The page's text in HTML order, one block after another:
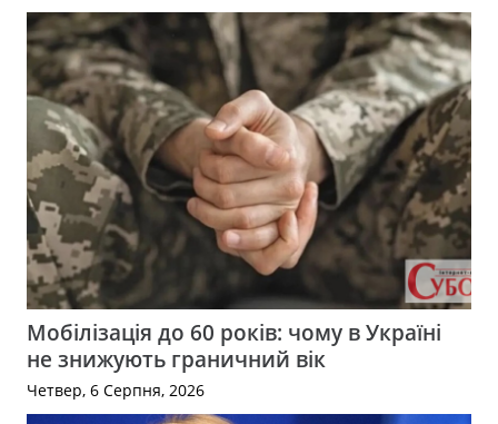
Мобілізація до 60 років: чому в Україні
не знижують граничний вік
Четвер, 6 Серпня, 2026